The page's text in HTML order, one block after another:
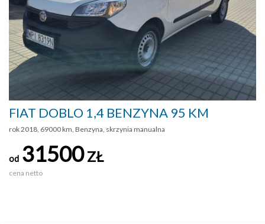
FIAT DOBLO 1,4 BENZYNA 95 KM
rok 2018, 69000 km, Benzyna, skrzynia manualna
od 31500ZŁ
cena netto